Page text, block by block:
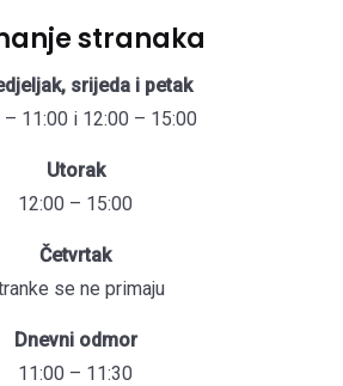
stranaka
srijeda i petak
– 11:00 i 12:00 – 15:00
Utorak
12:00 – 15:00
Četvrtak
se ne primaju
Dnevni odmor
11:00 – 11:30